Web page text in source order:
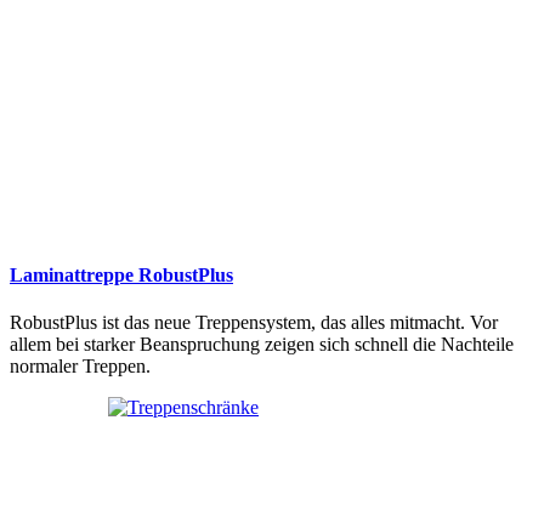
Laminattreppe RobustPlus
RobustPlus ist das neue Treppensystem, das alles mitmacht. Vor
allem bei starker Beanspruchung zeigen sich schnell die Nachteile
normaler Treppen.